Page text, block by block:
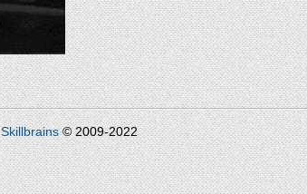
Skillbrains© 2009-2022